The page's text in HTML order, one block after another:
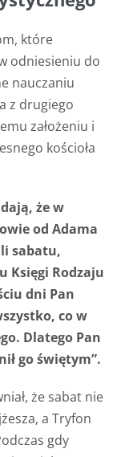
które
odniesieniu do
nauczaniu
z drugiego
założeniu i
kościoła
że w
od Adama
sabatu,
Księgi Rodzaju
dni Pan
co w
Dlatego Pan
go świętym”.
że sabat nie
a Tryfon
gdy